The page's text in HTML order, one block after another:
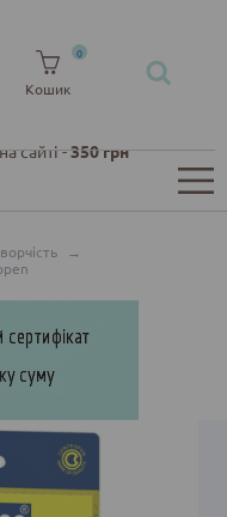
сайті -350 грн
Кошик
0
→